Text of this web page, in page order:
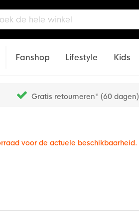
Fanshop Lifestyle Kids
Gratis retourneren* (60 dagen)
voor de actuele beschikbaarheid.